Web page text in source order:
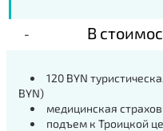
В
120 BYN
BYN)
медицинская
подъем к Троицкой